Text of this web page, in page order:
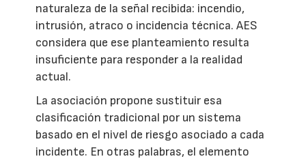
naturaleza de la señal recibida: incendio,
intrusión, atraco o incidencia técnica. AES
considera que ese planteamiento resulta
insuficiente para responder a la realidad
actual.
La asociación propone sustituir esa
clasificación tradicional por un sistema
basado en el nivel de riesgo asociado a cada
incidente. En otras palabras, el elemento